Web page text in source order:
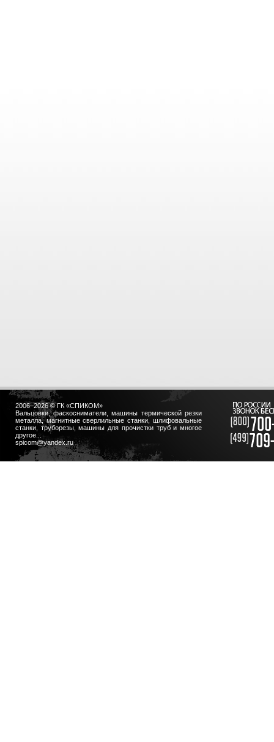
2006–2026 © ГК «СПИКОМ»
Вальцовки, фаскосниматели, машины термической резки
металла, магнитные сверлильные станки, шлифовальные
станки, труборезы, машины для прочистки труб и многое
другое...
spicom@yandex.ru